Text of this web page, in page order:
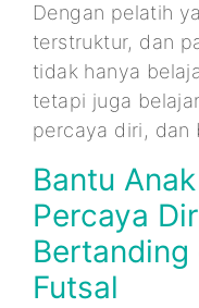
Dengan pelatih
terstruktur, dan
tidak hanya
tetapi juga
percaya diri, dan
Bantu
Percaya
Bertanding
Futsal